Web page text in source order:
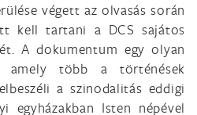
végett az olvasás során
kell tartani a DCS sajátos
A dokumentum egy olyan
amely több a történések
a szinodalitás eddigi
egyházakban Isten népével